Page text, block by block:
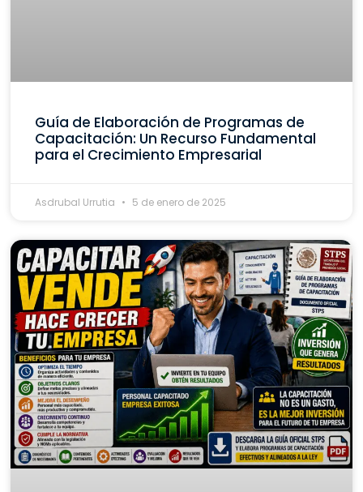
Guía de Elaboración de Programas de
Capacitación: Un Recurso Fundamental
para el Crecimiento Empresarial
Asdrubal Urrutia 5 de enero de 2025